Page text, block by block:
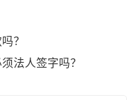
？
法人签字吗？